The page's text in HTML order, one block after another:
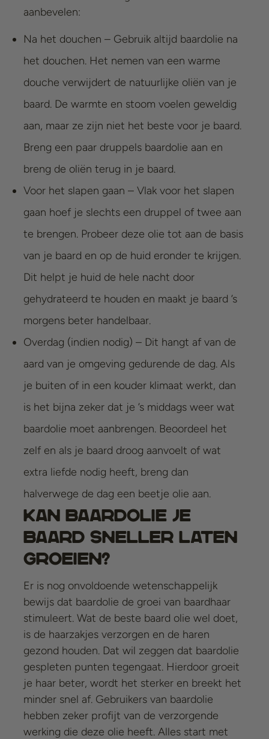
aanbevelen:
Na het douchen – Gebruik altijd baardolie na
het douchen. Het nemen van een warme
douche verwijdert de natuurlijke oliën van je
baard. De warmte en stoom voelen geweldig
aan, maar ze zijn niet het beste voor je baard.
Breng een paar druppels baardolie aan en
breng de oliën terug in je baard.
Voor het slapen gaan – Vlak voor het slapen
gaan hoef je slechts een druppel of twee aan
te brengen. Probeer deze olie tot aan de basis
van je baard en op de huid eronder te krijgen.
Dit helpt je huid de hele nacht door
gehydrateerd te houden en maakt je baard ’s
morgens beter handelbaar.
Overdag (indien nodig) – Dit hangt af van de
aard van je omgeving gedurende de dag. Als
je buiten of in een kouder klimaat werkt, dan
is het bijna zeker dat je ’s middags weer wat
baardolie moet aanbrengen. Beoordeel het
zelf en als je baard droog aanvoelt of wat
extra liefde nodig heeft, breng dan
halverwege de dag een beetje olie aan.
Kan baardolie je
baard sneller laten
groeien?
Er is nog onvoldoende wetenschappelijk
bewijs dat baardolie de groei van baardhaar
stimuleert. Wat de beste baard olie wel doet,
is de haarzakjes verzorgen en de haren
gezond houden. Dat wil zeggen dat baardolie
gespleten punten tegengaat. Hierdoor groeit
je haar beter, wordt het sterker en breekt het
minder snel af. Gebruikers van baardolie
hebben zeker profijt van de verzorgende
werking die deze olie heeft. Alles start met